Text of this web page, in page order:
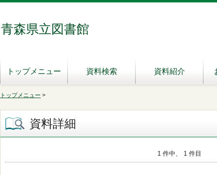
青森県立図書館
トップメニュー 資料検索 資料紹介
トップメニュー >
資料詳細
1 件中、 1 件目